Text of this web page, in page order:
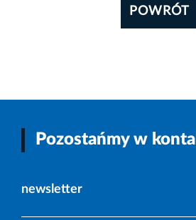
POWRÓT
Pozostańmy w
newsletter